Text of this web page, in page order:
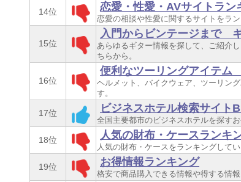
14位 恋愛・性愛・AVサイトラン
恋愛の相談や性愛に関するサイトをラ
15位
入門からビンテージまで
あらゆるギター情報を探して、ご紹介
ちらから。
16位
便利なツーリングアイテ
ヘルメット、バイクウェア、ツーリン
す。
17位 ビジネスホテル検索サイト
全国主要都市のビジネスホテルを探す
18位 人気の財布・ケースランキ
人気の財布・ケースをランキングして
19位 お得情報ランキング
格安で商品購入できる情報や得する情